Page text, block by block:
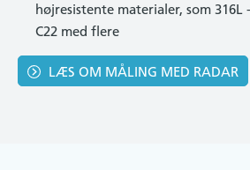
højresistente materialer, som 316L
C22 med flere
LÆS OM MÅLING MED RADAR